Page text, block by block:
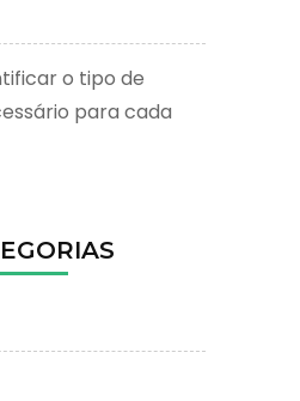
o tipo de
para cada